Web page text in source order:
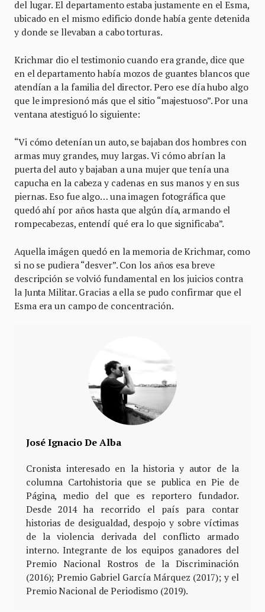
del lugar. El departamento estaba justamente en el Esma,
ubicado en el mismo edificio donde había gente detenida
y donde se llevaban a cabo torturas.
Krichmar dio el testimonio cuando era grande, dice que
en el departamento había mozos de guantes blancos que
atendían a la familia del director. Pero ese día hubo algo
que le impresionó más que el sitio “majestuoso”. Por una
ventana atestiguó lo siguiente:
“Vi cómo detenían un auto, se bajaban dos hombres con
armas muy grandes, muy largas. Vi cómo abrían la
puerta del auto y bajaban a una mujer que tenía una
capucha en la cabeza y cadenas en sus manos y en sus
piernas. Eso fue algo… una imagen fotográfica que
quedó ahí por años hasta que algún día, armando el
rompecabezas, entendí qué era lo que significaba”.
Aquella imágen quedó en la memoria de Krichmar, como
si no se pudiera “desver”. Con los años esa breve
descripción se volvió fundamental en los juicios contra
la Junta Militar. Gracias a ella se pudo confirmar que el
Esma era un campo de concentración.
José Ignacio De Alba
Cronista interesado en la historia y autor de la
columna Cartohistoria que se publica en Pie de
Página, medio del que es reportero fundador.
Desde 2014 ha recorrido el país para contar
historias de desigualdad, despojo y sobre víctimas
de la violencia derivada del conflicto armado
interno. Integrante de los equipos ganadores del
Premio Nacional Rostros de la Discriminación
(2016); Premio Gabriel García Márquez (2017); y el
Premio Nacional de Periodismo (2019).